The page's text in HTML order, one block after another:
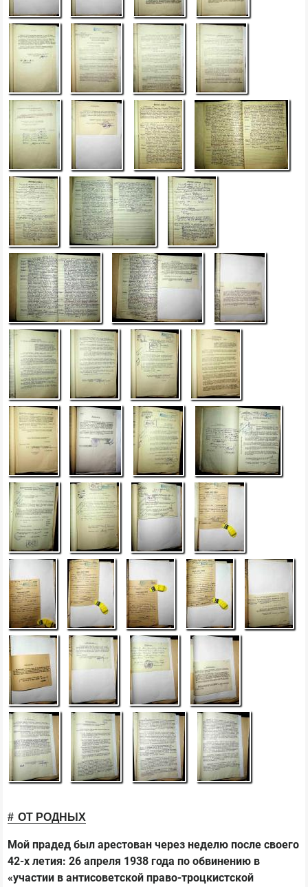
ОТ РОДНЫХ
Мой прадед был арестован через неделю после своего
42-х летия: 26 апреля 1938 года по обвинению в
«участии в антисоветской право-троцкистской